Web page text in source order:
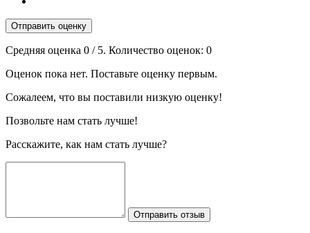
Отправить оценку
Средняя оценка 0 / 5. Количество оценок: 0
Оценок пока нет. Поставьте оценку первым.
Сожалеем, что вы поставили низкую оценку!
Позвольте нам стать лучше!
Расскажите, как нам стать лучше?
Отправить отзыв